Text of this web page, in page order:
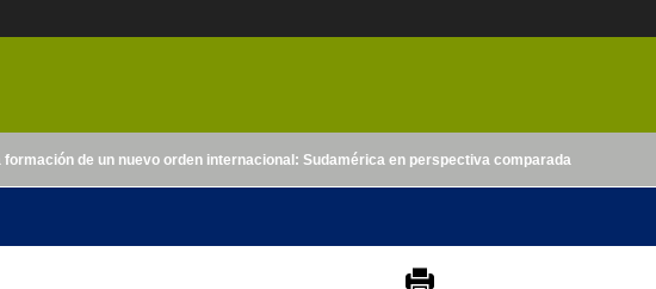
de un nuevo orden internacional: Sudamérica en perspectiva comparada